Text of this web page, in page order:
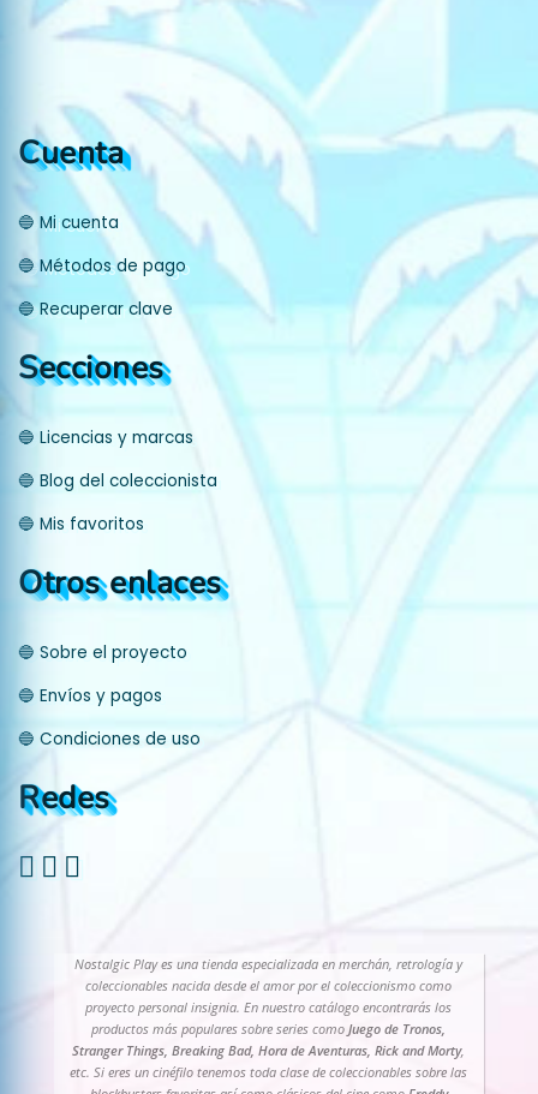
Cuenta
🔵 Mi cuenta
🔵 Métodos de pago
🔵 Recuperar clave
Secciones
🔵 Licencias y marcas
🔵 Blog del coleccionista
🔵 Mis favoritos
Otros enlaces
🔵 Sobre el proyecto
🔵 Envíos y pagos
🔵 Condiciones de uso
Redes
Nostalgic Play es una tienda especializada en merchán, retrología y
coleccionables nacida desde el amor por el coleccionismo como
proyecto personal insignia. En nuestro catálogo encontrarás los
productos más populares sobre series comoJuego de Tronos,
Stranger Things, Breaking Bad, Hora de Aventuras, Rick and Morty,
etc. Si eres un cinéfilo tenemos toda clase de coleccionables sobre las